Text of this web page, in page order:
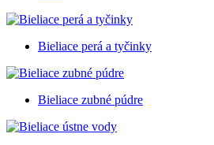
Bieliace perá a tyčinky
Bieliace zubné púdre